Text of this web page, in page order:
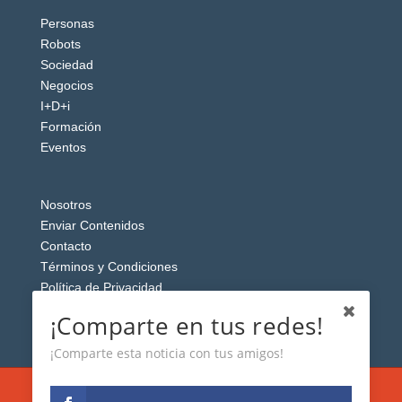
Personas
Robots
Sociedad
Negocios
I+D+i
Formación
Eventos
Nosotros
Enviar Contenidos
Contacto
Términos y Condiciones
Política de Privacidad
¡Comparte en tus redes!
¡Comparte esta noticia con tus amigos!